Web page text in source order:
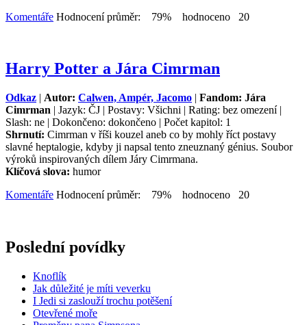
Komentáře Hodnocení průměr: 79% hodnoceno 20
Harry Potter a Jára Cimrman
Odkaz | Autor: Calwen, Ampér, Jacomo | Fandom: Jára
Cimrman | Jazyk: ČJ | Postavy: Všichni | Rating: bez omezení |
Slash: ne | Dokončeno: dokončeno | Počet kapitol: 1
Shrnutí: Cimrman v říši kouzel aneb co by mohly říct postavy
slavné heptalogie, kdyby ji napsal tento zneuznaný génius. Soubor
výroků inspirovaných dílem Járy Cimrmana.
Klíčová slova: humor
Komentáře Hodnocení průměr: 79% hodnoceno 20
Poslední povídky
Knoflík
Jak důležité je míti veverku
I Jedi si zaslouží trochu potěšení
Otevřené moře